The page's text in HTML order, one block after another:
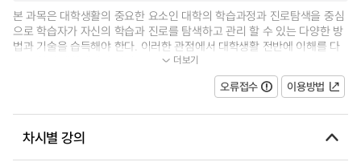
본 과목은 대학생활의 중요한 요소인 대학의 학습과정과 진로탐색을 중심
으로 학습자가 자신의 학습과 진로를 탐색하고 관리 할 수 있는 다양한 방
법과 기술을 습득해야 한다. 이러한 관점에서 대학생활 전반에 이해를 다
루고 학업 생활에서의 자기주도적...더보기
오류접수 이용방법
차시별 강의